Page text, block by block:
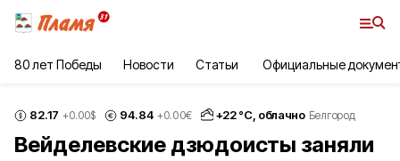
80 лет Победы Новости Статьи Официальные
82.17 +0.00$ 94.84 +0.00€ +22°С, облачно Белгород
Вейделевские дзюдоисты заняли